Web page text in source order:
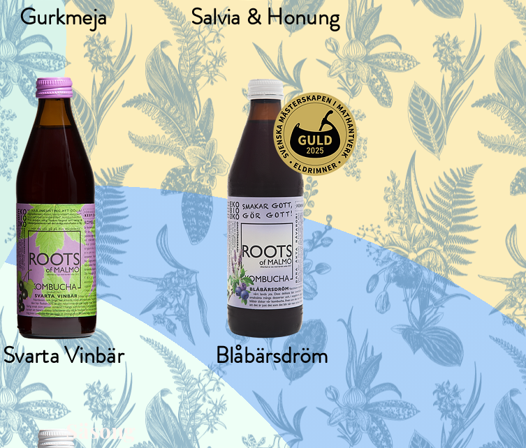
Gurkmeja Salvia & Honung
Svarta Vinbär Blåbärsdröm
Säsong